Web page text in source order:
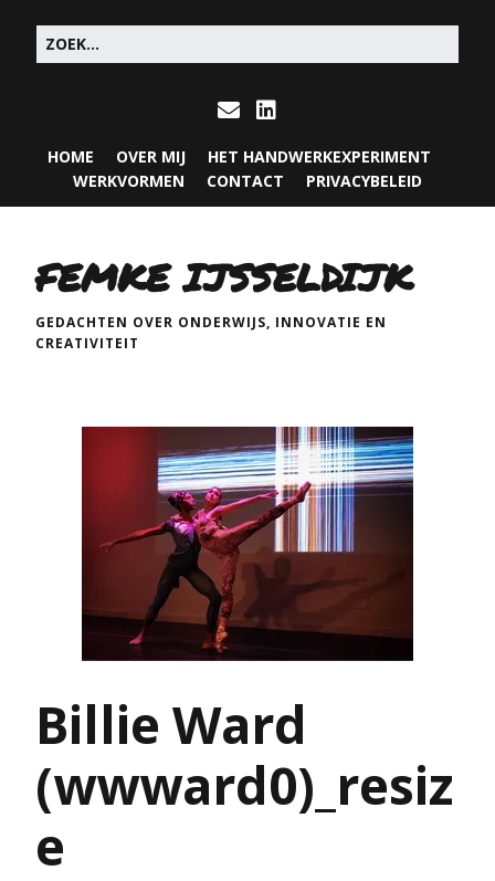
HOME OVER MIJ
HET HANDWERKEXPERIMENT
WERKVORMEN
CONTACT PRIVACYBELEID
FEMKE IJSSELDIJK
GEDACHTEN OVER ONDERWIJS, INNOVATIE EN
CREATIVITEIT
Billie Ward
(wwward0)_resiz
e